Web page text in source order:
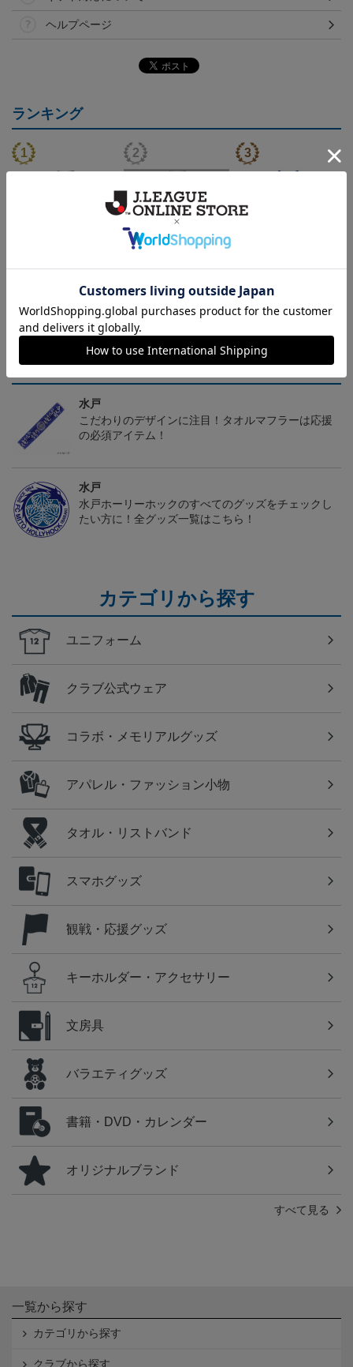
ヘルプページ
ランキング
（Sｰ3XL）2026/27 オー
ム FP 1st
（4XL）2026/27 オーセ
ンティックユニフォーム
FP 1st
（Sｰ3XL）2026/27 オー
センティックユニフォー
ム FP 2nd
トピックス
水戸
こだわりのデザインに注目！タオルマフラーは応援
の必須アイテム！
水戸
水戸ホーリーホックのすべてのグッズをチェックし
たい方に！全グッズ一覧はこちら！
カテゴリから探す
ユニフォーム
クラブ公式ウェア
コラボ・メモリアルグッズ
アパレル・ファッション小物
タオル・リストバンド
スマホグッズ
観戦・応援グッズ
キーホルダー・アクセサリー
文房具
バラエティグッズ
書籍・DVD・カレンダー
オリジナルブランド
すべて見る
一覧から探す
カテゴリから探す
クラブから探す